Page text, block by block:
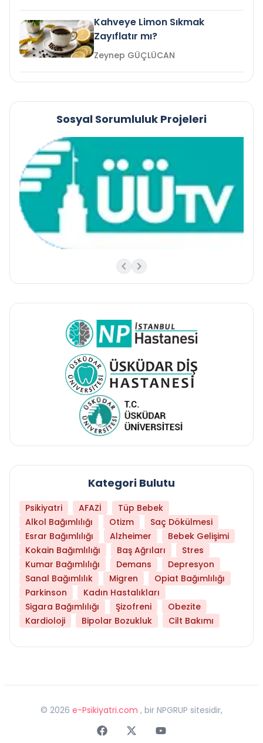
Kahveye Limon Sıkmak
Zayıflatır mı?
Zeynep GÜÇLÜCAN
Sosyal Sorumluluk Projeleri
Kategori Bulutu
Psikiyatri AFAZİ
Tüp Bebek
Alkol Bağımlılığı
Otizm
Saç Dökülmesi
Esrar Bağımlılığı
Alzheimer
Bebek Gelişimi
Kokain Bağımlılığı
Baş Ağrıları
Stres
Kumar Bağımlılığı
Demans
Depresyon
Sanal Bağımlılık
Migren
Opiat Bağımlılığı
Parkinson
Kadın Hastalıkları
Sigara Bağımlılığı
Şizofreni
Obezite
Kardioloji
Bipolar Bozukluk Cilt Bakımı
© 2026 e-Psikiyatri.com , bir NPGRUP sitesidir,